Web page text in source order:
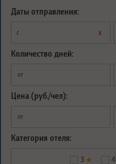
Даты отправления:
с х
Количество дней:
от
Цена (руб./чел):
от
Категория отеля:
3 4